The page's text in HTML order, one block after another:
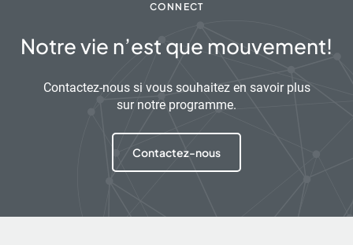
CONNECT
Notre vie n’est que mouvement!
Contactez-nous si vous souhaitez en savoir plus
sur notre programme.
Contactez-nous